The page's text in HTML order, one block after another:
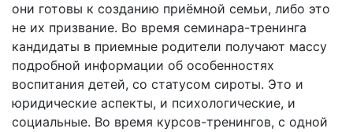
они готовы к созданию приёмной семьи, либо это
не их призвание. Во время семинара-тренинга
кандидаты в приемные родители получают массу
подробной информации об особенностях
воспитания детей, со статусом сироты. Это и
юридические аспекты, и психологические, и
социальные. Во время курсов-тренингов, с одной